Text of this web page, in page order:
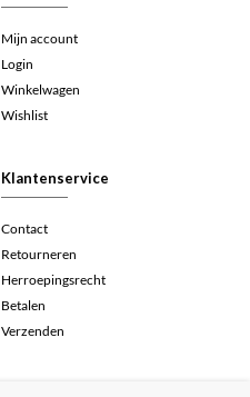
Mijn account
Login
Winkelwagen
Wishlist
Klantenservice
Contact
Retourneren
Herroepingsrecht
Betalen
Verzenden